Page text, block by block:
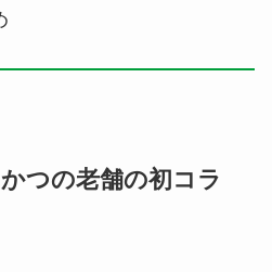
つの老舗の初コラ